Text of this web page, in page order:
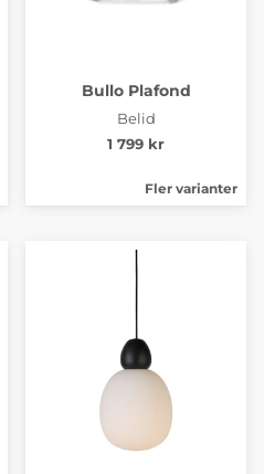
Bullo Plafond
Belid
1 799 kr
Fler varianter